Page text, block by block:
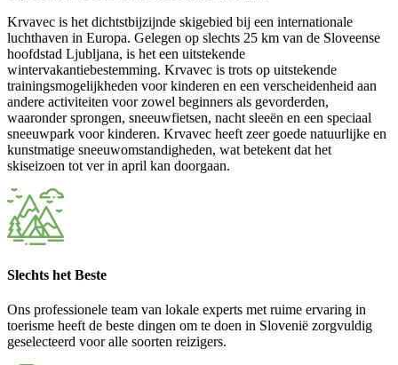
Krvavec is het dichtstbijzijnde skigebied bij een internationale
luchthaven in Europa. Gelegen op slechts 25 km van de Sloveense
hoofdstad Ljubljana, is het een uitstekende
wintervakantiebestemming. Krvavec is trots op uitstekende
trainingsmogelijkheden voor kinderen en een verscheidenheid aan
andere activiteiten voor zowel beginners als gevorderden,
waaronder sprongen, sneeuwfietsen, nacht sleeën en een speciaal
sneeuwpark voor kinderen. Krvavec heeft zeer goede natuurlijke en
kunstmatige sneeuwomstandigheden, wat betekent dat het
skiseizoen tot ver in april kan doorgaan.
Slechts het Beste
Ons professionele team van lokale experts met ruime ervaring in
toerisme heeft de beste dingen om te doen in Slovenië zorgvuldig
geselecteerd voor alle soorten reizigers.